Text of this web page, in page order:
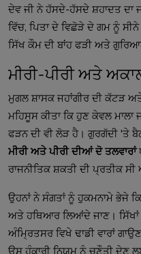
ਦੇਵ ਜੀ ਨੇ ਹੱਸਦੇ-ਹੱਸਦੇ ਸ਼ਹਾਦਤ ਦਾ
ਵਿੱਚ, ਪਿਤਾ ਦੇ ਵਿਛੋੜੇ ਦੇ ਗਮ ਨੂੰ
ਸਿੱਖ ਕੌਮ ਦੀ ਬਾਂਹ ਫੜੀ ਅਤੇ
ਮੀਰੀ-ਪੀਰੀ ਅਤੇ
ਮੁਗਲ ਸ਼ਾਸਕ ਜਹਾਂਗੀਰ ਦੀ ਕੱਟੜ
ਮਹਿਸੂਸ ਕੀਤਾ ਕਿ ਹੁਣ ਕੇਵਲ
ਫੜਨ ਦੀ ਵੀ ਲੋੜ ਹੈ। ਗੁਰਗੱਦੀ 'ਤੇ
ਮੀਰੀ ਅਤੇ ਪੀਰੀ ਦੀਆਂ ਦੋ ਤਲਵਾਰਾਂ
ਰਾਜਨੀਤਿਕ ਸ਼ਕਤੀ ਦੀ ਪ੍ਰਤੀਕ ਸੀ
ਉਹਨਾਂ ਨੇ ਸੰਗਤਾਂ ਨੂੰ ਹੁਕਮਨਾਮੇ ਭੇਜੇ
ਅਤੇ ਹਥਿਆਰ ਲਿਆਂਦੇ ਜਾਣ।
ਅੰਮ੍ਰਿਤਸਰ ਵਿਖੇ ਢਾਡੀ ਵਾਰਾਂ